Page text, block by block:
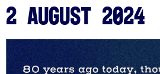
2 August 2024